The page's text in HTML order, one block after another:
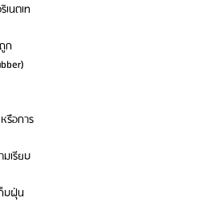
นตเท
ก
รือการ
เรียบ
บฝุ่น